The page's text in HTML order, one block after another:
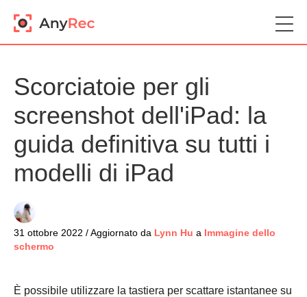
Scorciatoie per gli
screenshot dell'iPad: la
guida definitiva su tutti i
modelli di iPad
31 ottobre 2022 / Aggiornato da Lynn Hu a Immagine dello
schermo
È possibile utilizzare la tastiera per scattare istantanee su